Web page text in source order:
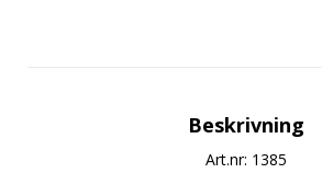
Beskrivning
Art.nr: 1385